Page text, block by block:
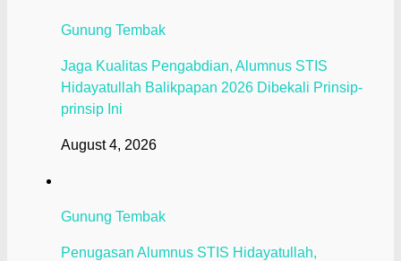
Gunung Tembak
Jaga Kualitas Pengabdian, Alumnus STIS
Hidayatullah Balikpapan 2026 Dibekali Prinsip-
prinsip Ini
August 4, 2026
Gunung Tembak
Penugasan Alumnus STIS Hidayatullah,